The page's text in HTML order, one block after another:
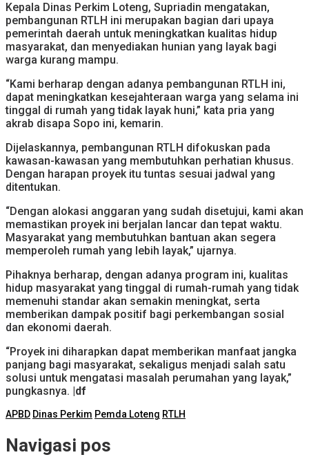
Kepala Dinas Perkim Loteng, Supriadin mengatakan,
pembangunan RTLH ini merupakan bagian dari upaya
pemerintah daerah untuk meningkatkan kualitas hidup
masyarakat, dan menyediakan hunian yang layak bagi
warga kurang mampu.
“Kami berharap dengan adanya pembangunan RTLH ini,
dapat meningkatkan kesejahteraan warga yang selama ini
tinggal di rumah yang tidak layak huni,” kata pria yang
akrab disapa Sopo ini, kemarin.
Dijelaskannya, pembangunan RTLH difokuskan pada
kawasan-kawasan yang membutuhkan perhatian khusus.
Dengan harapan proyek itu tuntas sesuai jadwal yang
ditentukan.
“Dengan alokasi anggaran yang sudah disetujui, kami akan
memastikan proyek ini berjalan lancar dan tepat waktu.
Masyarakat yang membutuhkan bantuan akan segera
memperoleh rumah yang lebih layak,” ujarnya.
Pihaknya berharap, dengan adanya program ini, kualitas
hidup masyarakat yang tinggal di rumah-rumah yang tidak
memenuhi standar akan semakin meningkat, serta
memberikan dampak positif bagi perkembangan sosial
dan ekonomi daerah.
“Proyek ini diharapkan dapat memberikan manfaat jangka
panjang bagi masyarakat, sekaligus menjadi salah satu
solusi untuk mengatasi masalah perumahan yang layak,”
pungkasnya. |df
APBD Dinas Perkim Pemda Loteng RTLH
Navigasi pos